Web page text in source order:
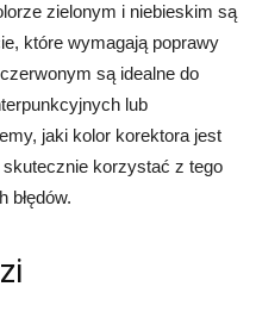
zielonym i niebieskim są
które wymagają poprawy
są idealne do
lub
jaki kolor korektora jest
korzystać z tego
błędów.